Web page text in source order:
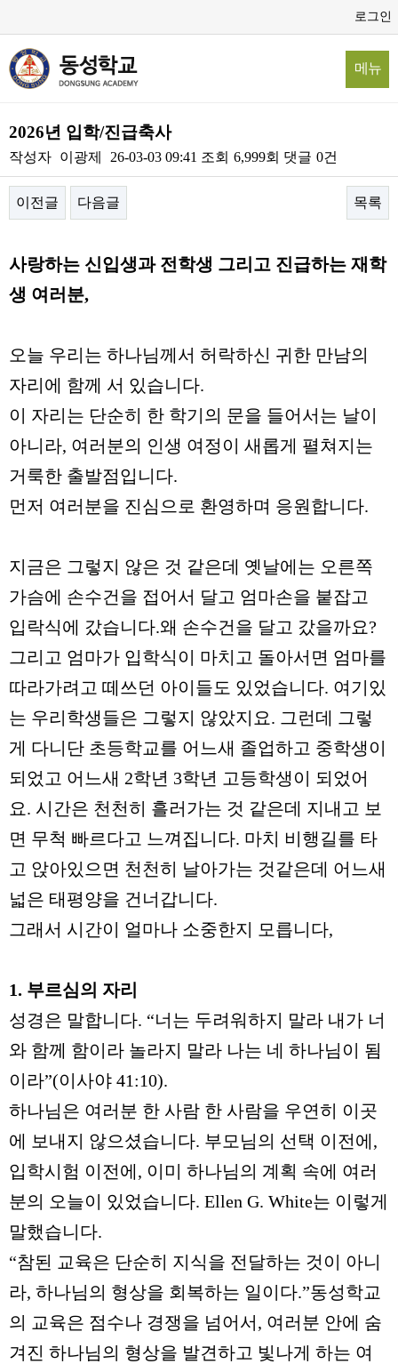
로그인
메뉴
2026년 입학/진급축사
작성자 이광제 26-03-03 09:41 조회 6,999회 댓글 0건
이전글 다음글 목록
사랑하는 신입생과 전학생 그리고 진급하는 재학
생 여러분,
오늘 우리는 하나님께서 허락하신 귀한 만남의
자리에 함께 서 있습니다.
이 자리는 단순히 한 학기의 문을 들어서는 날이
아니라, 여러분의 인생 여정이 새롭게 펼쳐지는
거룩한 출발점입니다.
먼저 여러분을 진심으로 환영하며 응원합니다.
지금은 그렇지 않은 것 같은데 옛날에는 오른쪽
가슴에 손수건을 접어서 달고 엄마손을 붙잡고
입락식에 갔습니다.왜 손수건을 달고 갔을까요?
그리고 엄마가 입학식이 마치고 돌아서면 엄마를
따라가려고 떼쓰던 아이들도 있었습니다. 여기있
는 우리학생들은 그렇지 않았지요. 그런데 그렇
게 다니단 초등학교를 어느새 졸업하고 중학생이
되었고 어느새 2학년 3학년 고등학생이 되었어
요. 시간은 천천히 흘러가는 것 같은데 지내고 보
면 무척 빠르다고 느껴집니다. 마치 비행길를 타
고 앉아있으면 천천히 날아가는 것같은데 어느새
넓은 태평양을 건너갑니다.
그래서 시간이 얼마나 소중한지 모릅니다,
1. 부르심의 자리
성경은 말합니다. “너는 두려워하지 말라 내가 너
와 함께 함이라 놀라지 말라 나는 네 하나님이 됨
이라”(이사야 41:10).
하나님은 여러분 한 사람 한 사람을 우연히 이곳
에 보내지 않으셨습니다. 부모님의 선택 이전에 ,
입학시험 이전에 , 이미 하나님의 계획 속에 여러
분의 오늘이 있었습니다. Ellen G. White는 이렇게
말했습니다.
“참된 교육은 단순히 지식을 전달하는 것이 아니
라, 하나님의 형상을 회복하는 일이다.”동성학교
의 교육은 점수나 경쟁을 넘어서 , 여러분 안에 숨
겨진 하나님의 형상을 발견하고 빛나게 하는 여